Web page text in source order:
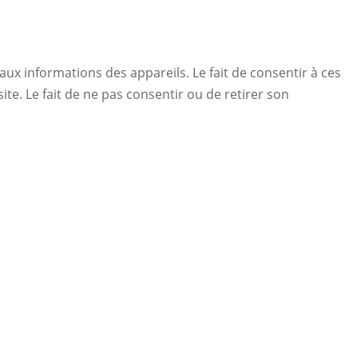
informations des appareils. Le fait de consentir à ces
Le fait de ne pas consentir ou de retirer son